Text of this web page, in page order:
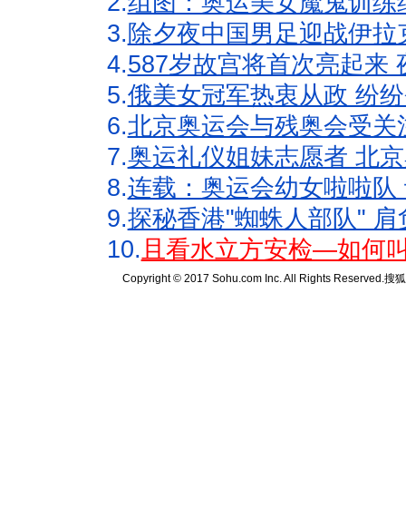
3. 除夕夜中国男足迎战伊
4.587岁故宫将首次亮起来
5.俄美女冠军热衷从政 纷
6.北京奥运会与残奥会受
7.奥运礼仪姐妹志愿者 北
8.连载：奥运会幼女啦啦
9.探秘香港"蜘蛛人部队"
10.且看水立方安检—如何
Copyright © 2017 Sohu.com Inc. All Rights Reserved.搜